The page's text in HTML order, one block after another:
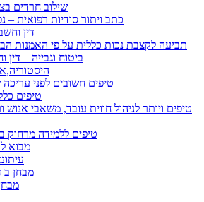
שילוב חרדים
כתב ויתור סודיות רפואית –
דין
תביעה לקצבת נכות כללית על פי האמנות
ביטוח וגבייה – דין
7 טיפים חשובים לפני
טיפים
21 טיפים ללמידה מרחוק
מבוא
מבחן ב